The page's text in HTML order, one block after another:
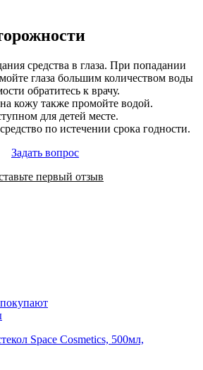
средства в глаза. При попадании
глаза большим количеством воды
обратитесь к врачу.
кожу также промойте водой.
для детей месте.
по истечении срока годности.
Задать вопрос
первый отзыв